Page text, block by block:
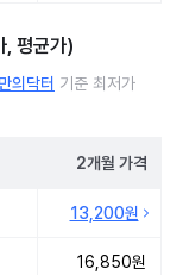
, 평균가)
의닥터 기준 최저가
2개월 가격
13,200원
16,850원